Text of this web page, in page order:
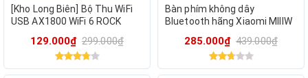
[Kho Long Biên] Bộ Thu WiFi
USB AX1800 WiFi 6 ROCK
129.000₫ 299.000₫
Bàn phím không dây
Bluetooth hãng Xiaomi MIIIW
Hồng285.000₫ 439.000₫